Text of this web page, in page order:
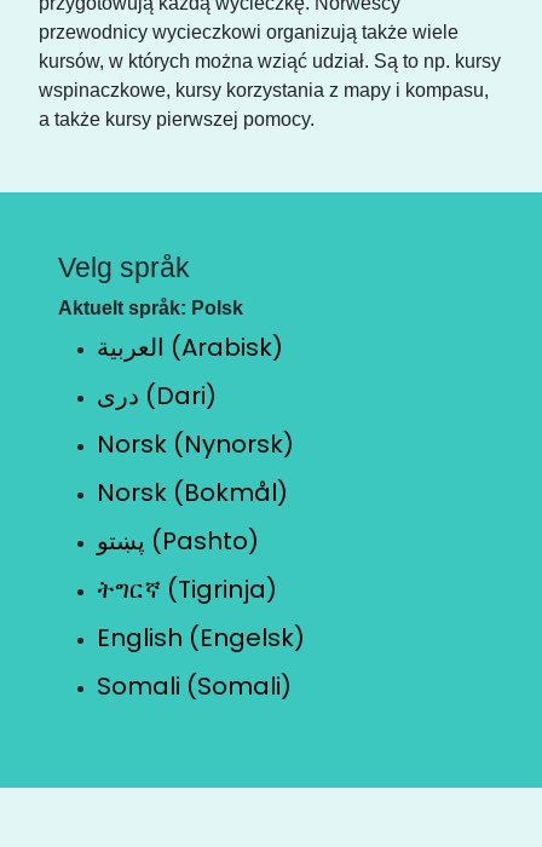
przewodnicy wycieczkowi organizują także wiele
kursów, w których można wziąć udział. Są to np. kursy
wspinaczkowe, kursy korzystania z mapy i kompasu,
a także kursy pierwszej pomocy.
Velg språk
Aktuelt språk: Polsk
العربية (Arabisk)
دری (Dari)
Norsk (Nynorsk)
Norsk (Bokmål)
پښتو (Pashto)
ትግርኛ (Tigrinja)
English (Engelsk)
Somali (Somali)